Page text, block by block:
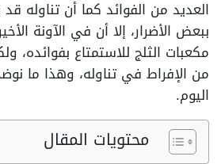
العديد من الفوائد كما أن تناوله
ببعض الأضرار، إلا أن في الآونة
مكعبات الثلج للاستمتاع بفوائده،
من الإفراط في تناوله، وهذا ما
اليوم.
محتويات المقال